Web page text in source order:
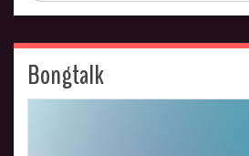
Bongtalk